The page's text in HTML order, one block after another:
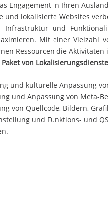
Engagement in Ihren
und lokalisierte Websites
Infrastruktur und
Mit einer Vielzahl
Ressourcen die
von
und kulturelle Anpassung
und Anpassung von Meta-
von Quellcode, Bildern,
und Funktions- und